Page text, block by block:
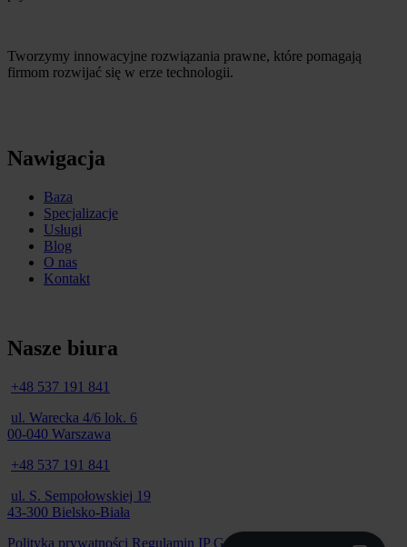
Tworzymy innowacyjne rozwiązania prawne, które pomagają
firmom rozwijać się w erze technologii.
Nawigacja
Baza
Specjalizacje
Usługi
Blog
O nas
Kontakt
Nasze biura
+48 537 191 841
ul. Warecka 4/6 lok. 6
00-040 Warszawa
+48 537 191 841
ul. S. Sempołowskiej 19
43-300 Bielsko-Biała
Polityka prywatności Regulamin IP Geolocation by DB-IP